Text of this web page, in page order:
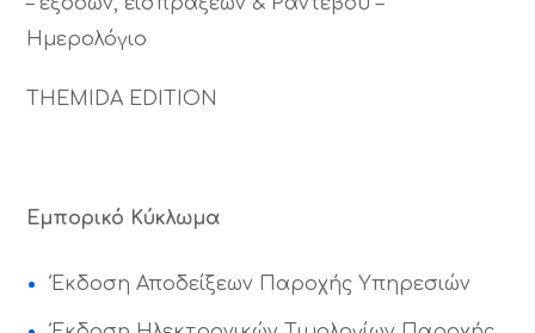
Ημερολόγιο
THEMIDA EDITION
Εμπορικό Κύκλωμα
Έκδοση Αποδείξεων Παροχής Υπηρεσιών